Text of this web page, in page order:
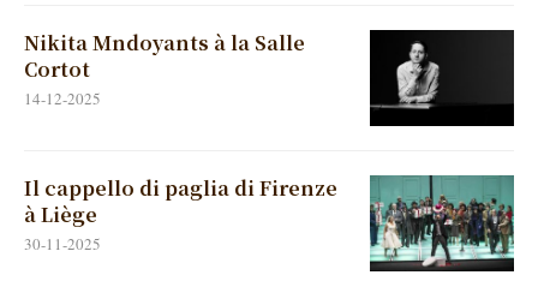
Nikita Mndoyants à la Salle
Cortot
14-12-2025
Il cappello di paglia di Firenze
à Liège
30-11-2025